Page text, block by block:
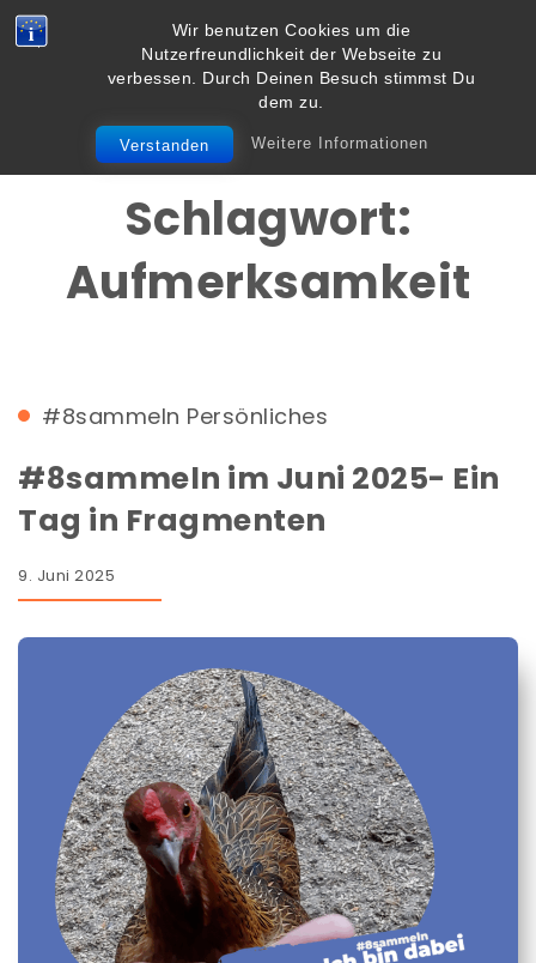
Wir benutzen Cookies um die
Nutzerfreundlichkeit der Webseite zu
verbessen. Durch Deinen Besuch stimmst Du
dem zu.
Verstanden Weitere Informationen
Skip to content
Vielbegabt.de
Toggle
navigation
Schlagwort:
Aufmerksamkeit
#8sammeln Persönliches
#8sammeln im Juni 2025- Ein
Tag in Fragmenten
9. Juni 2025